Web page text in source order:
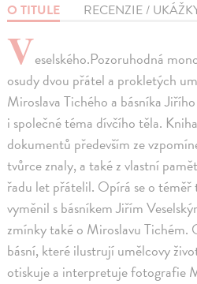
O TITULE RECENZIE /
Veselského.Pozoruhodná
osudy dvou přátel a prokletých
Miroslava Tichého a básníka
i společné téma dívčího těla.
dokumentů především ze
tvůrce znaly, a také z vlastní
řadu let přátelil. Opírá se o téměř
vyměnil s básníkem Jiřím
zmínky také o Miroslavu Tichém.
básní, které ilustrují umělcovy
otiskuje a interpretuje fotografie